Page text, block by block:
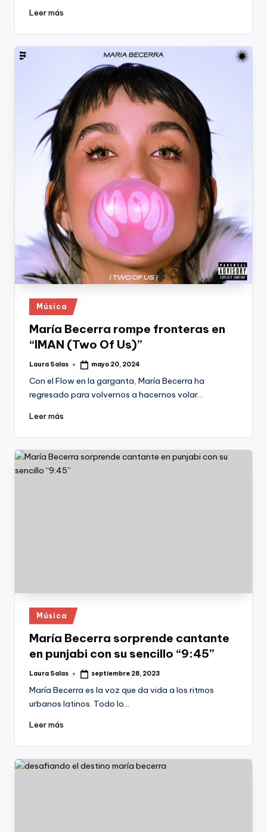
Leer más
Publicado
en
Música
María Becerra rompe fronteras en
“IMAN (Two Of Us)”
Publicado
Laura Salas mayo 20, 2024
Con el Flow en la garganta, María Becerra ha
regresado para volvernos a hacernos volar…
Leer más
Publicado
en
Música
María Becerra sorprende cantante
en punjabi con su sencillo “9:45”
Publicado
Laura Salas septiembre 28, 2023
María Becerra es la voz que da vida a los ritmos
urbanos latinos. Todo lo…
Leer más